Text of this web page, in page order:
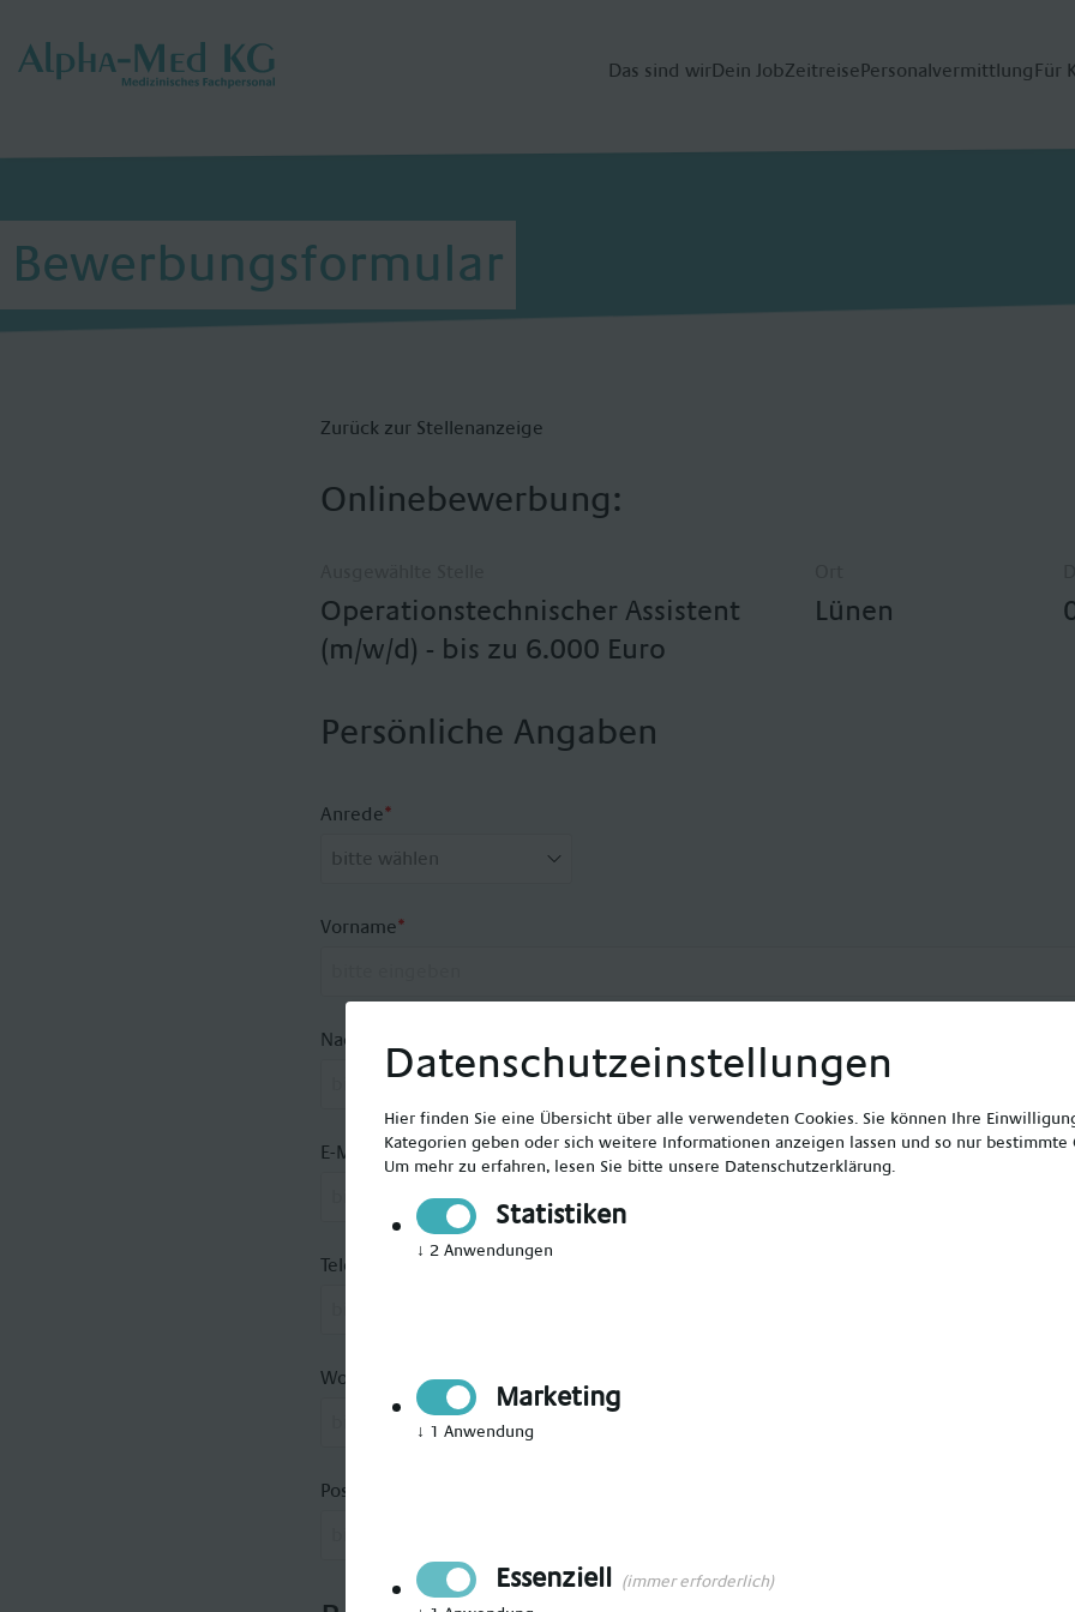
Das sind wirDein JobZeitreisePersonalvermittlung Für
Bewerbungsformular
Zurück zur Stellenanzeige
Onlinebewerbung:
Operationstechnischer Assistent
(m/w/d) - bis zu 6.000 Euro
Lünen
Persönliche Angaben
Anrede*
Vorname*
Nachname
E-Mail
Telefon
Wohnort
Postleitzahl
Datenschutzeinstellungen
Hier finden Sie eine Übersicht über alle verwendeten Cookies. Sie können Ihre
Kategorien geben oder sich weitere Informationen anzeigen lassen und so nur bestimmte
Um mehr zu erfahren, lesen Sie bitte unsere Datenschutzerklärung.
Statistiken
↓ 2 Anwendungen
Marketing
↓ 1 Anwendung
Essenziell (immer erforderlich)